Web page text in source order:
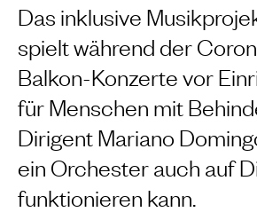
Das inklusive
spielt während der
Balkon-Konzerte vor
für Menschen mit
Dirigent Mariano
ein Orchester auch auf
funktionieren kann.